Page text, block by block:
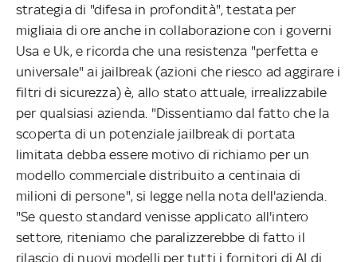
strategia di "difesa in profondità", testata per
migliaia di ore anche in collaborazione con i governi
Usa e Uk, e ricorda che una resistenza "perfetta e
universale" ai jailbreak (azioni che riesco ad aggirare i
filtri di sicurezza) è, allo stato attuale, irrealizzabile
per qualsiasi azienda. "Dissentiamo dal fatto che la
scoperta di un potenziale jailbreak di portata
limitata debba essere motivo di richiamo per un
modello commerciale distribuito a centinaia di
milioni di persone", si legge nella nota dell'azienda.
"Se questo standard venisse applicato all'intero
settore, riteniamo che paralizzerebbe di fatto il
rilascio di nuovi modelli per tutti i fornitori di AI di